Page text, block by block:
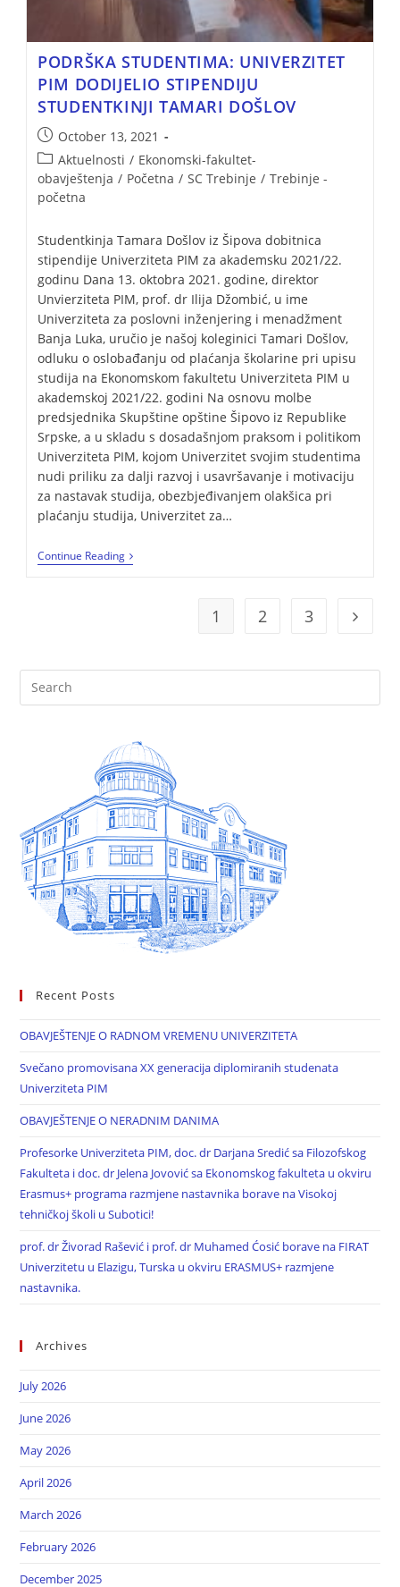
PODRŠKA STUDENTIMA: UNIVERZITET
PIM DODIJELIO STIPENDIJU
STUDENTKINJI TAMARI DOŠLOV
October 13, 2021
Aktuelnosti / Ekonomski-fakultet-
obavještenja / Početna / SC Trebinje / Trebinje -
početna
Studentkinja Tamara Došlov iz Šipova dobitnica
stipendije Univerziteta PIM za akademsku 2021/22.
godinu Dana 13. oktobra 2021. godine, direktor
Unvierziteta PIM, prof. dr Ilija Džombić, u ime
Univerziteta za poslovni inženjering i menadžment
Banja Luka, uručio je našoj koleginici Tamari Došlov,
odluku o oslobađanju od plaćanja školarine pri upisu
studija na Ekonomskom fakultetu Univerziteta PIM u
akademskoj 2021/22. godini Na osnovu molbe
predsjednika Skupštine opštine Šipovo iz Republike
Srpske, a u skladu s dosadašnjom praksom i politikom
Univerziteta PIM, kojom Univerzitet svojim studentima
nudi priliku za dalji razvoj i usavršavanje i motivaciju
za nastavak studija, obezbjeđivanjem olakšica pri
plaćanju studija, Univerzitet za…
Continue Reading
1 2 3
Recent Posts
OBAVJEŠTENJE O RADNOM VREMENU UNIVERZITETA
Svečano promovisana XX generacija diplomiranih studenata
Univerziteta PIM
OBAVJEŠTENJE O NERADNIM DANIMA
Profesorke Univerziteta PIM, doc. dr Darjana Sredić sa Filozofskog
Fakulteta i doc. dr Jelena Jovović sa Ekonomskog fakulteta u okviru
Erasmus+ programa razmjene nastavnika borave na Visokoj
tehničkoj školi u Subotici!
prof. dr Živorad Rašević i prof. dr Muhamed Ćosić borave na FIRAT
Univerzitetu u Elazigu, Turska u okviru ERASMUS+ razmjene
nastavnika.
Archives
July 2026
June 2026
May 2026
April 2026
March 2026
February 2026
December 2025